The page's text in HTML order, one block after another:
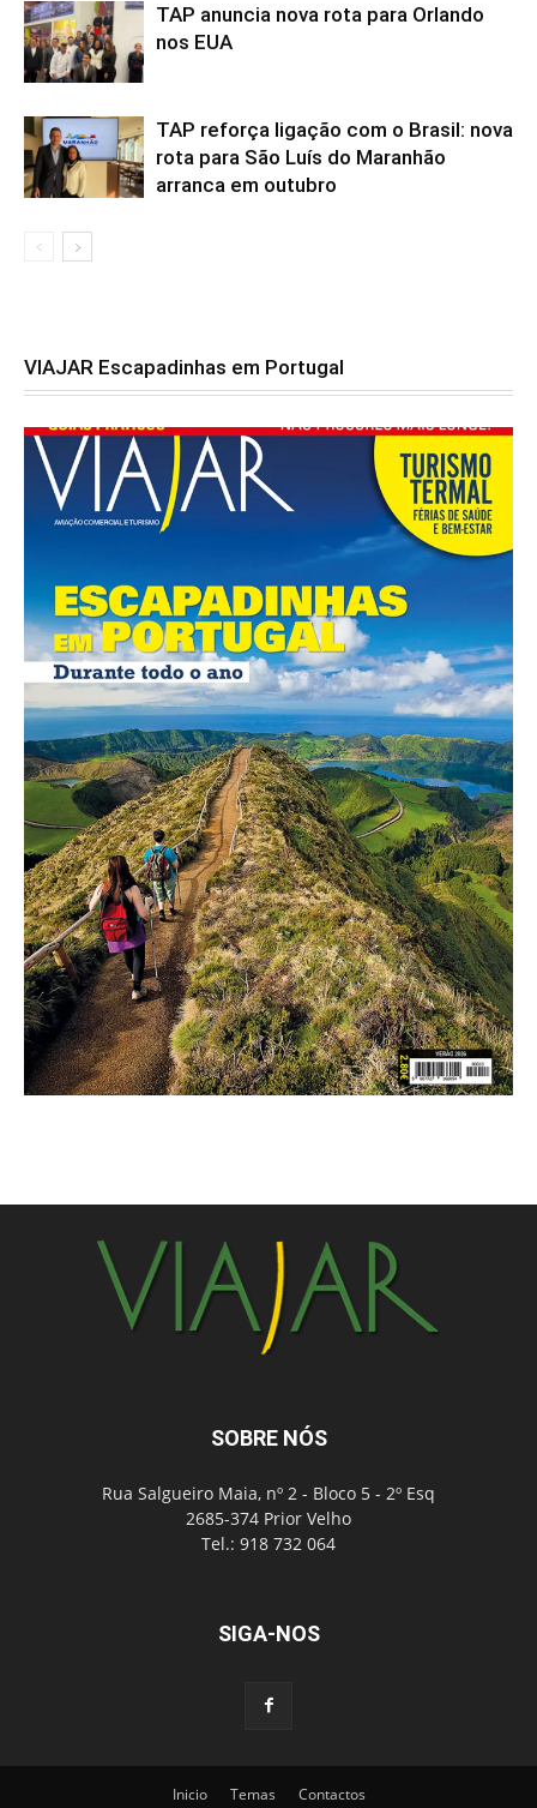
TAP anuncia nova rota para Orlando
nos EUA
TAP reforça ligação com o Brasil: nova
rota para São Luís do Maranhão
arranca em outubro
VIAJAR Escapadinhas em Portugal
SOBRE NÓS
Rua Salgueiro Maia, nº 2 - Bloco 5 - 2º Esq
2685-374 Prior Velho
Tel.: 918 732 064
SIGA-NOS
Inicio Temas Contactos